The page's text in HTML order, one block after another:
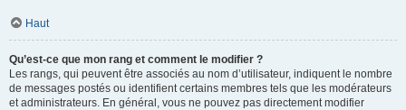
Haut
Qu’est-ce que mon rang et comment le modifier ?
Les rangs, qui peuvent être associés au nom d’utilisateur, indiquent le nombre
de messages postés ou identifient certains membres tels que les modérateurs
et administrateurs. En général, vous ne pouvez pas directement modifier